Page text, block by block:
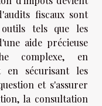
fiscaux sont
outils tels que les
aide précieuse
complexe, en
en sécurisant les
et s'assurer
la consultation